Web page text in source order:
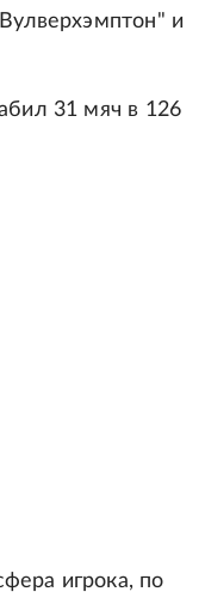
и
31 мяч в 126
игрока, по